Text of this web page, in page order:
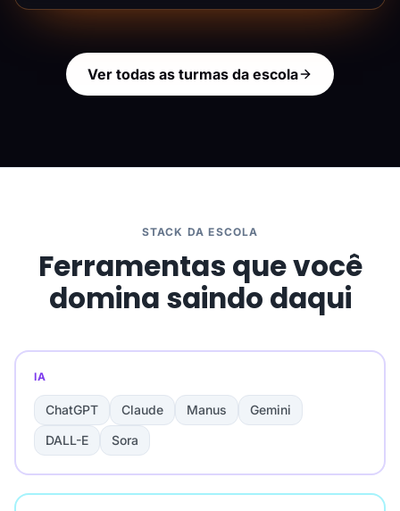
Ver todas as turmas da escola
STACK DA ESCOLA
Ferramentas que você
domina saindo daqui
IA
ChatGPT Claude Manus
Gemini
DALL-E
Sora